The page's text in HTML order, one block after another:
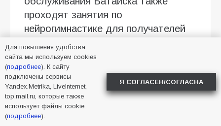
проходят занятия по
нейрогимнастике для получателей
социальных услуг.
Это простые упражнения, которые
помогают людям старшего
поколения тренировать память,
внимание, координацию и сохранять
когнитивную активность. Занятия
Для повышения удобства
сайта мы используем cookies
(подробнее). К сайту
подключены сервисы
Yandex.Metrika, LiveInternet,
top.mail.ru, которые также
использует файлы cookie
(подробнее).
Я СОГЛАСЕН/СОГЛАСНА